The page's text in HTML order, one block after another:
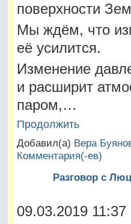
поверхности
Мы ждём, что
её усилится.
Изменение
и расширит
паром,…
Продолжить
Добавил(а) Вера
Комментария(-ев)
Разговор с
09.03.2019 11:37